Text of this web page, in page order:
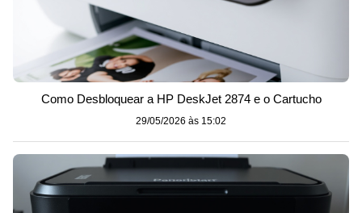
Como Desbloquear a HP DeskJet 2874 e o Cartucho
29/05/2026 às 15:02